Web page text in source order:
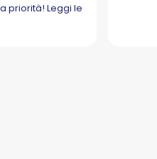
priorità!Leggi le